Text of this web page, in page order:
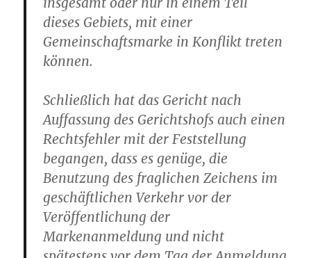
dieses Gebiets, mit einer
Gemeinschaftsmarke in Konflikt treten
können.
Schließlich hat das Gericht nach
Auffassung des Gerichtshofs auch einen
Rechtsfehler mit der Feststellung
begangen, dass es genüge, die
Benutzung des fraglichen Zeichens im
geschäftlichen Verkehr vor der
Veröffentlichung der
Markenanmeldung und nicht